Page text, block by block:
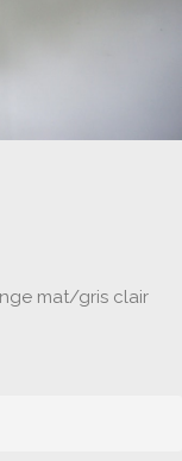
mat/gris clair